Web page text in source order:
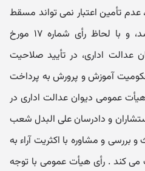
دادنامه ۱۶۴ مورخ ۲۰/۱۲/۱۳۷۰ ، عدم تأمین اعتبار نمی تواند مسقط
حق مسلم و ثابت شکات باشد، و با لحاظ رأی شماره ۱۷ مورخ
دیوان عدالت اداری، در تأیید صلاحیت
آموزش و پرورش به پرداخت
عمومی دیوان عدالت اداری در
و دادرسان علی البدل شعب
و مشاوره با اکثریت آراء به
می کند . رأی هیأت عمومی با توجه